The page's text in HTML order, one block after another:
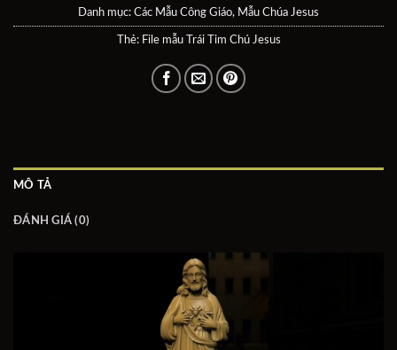
Danh mục: Các Mẫu Công Giáo, Mẫu Chúa Jesus
Thẻ: File mẫu Trái Tim Chú Jesus
MÔ TẢ
ĐÁNH GIÁ (0)